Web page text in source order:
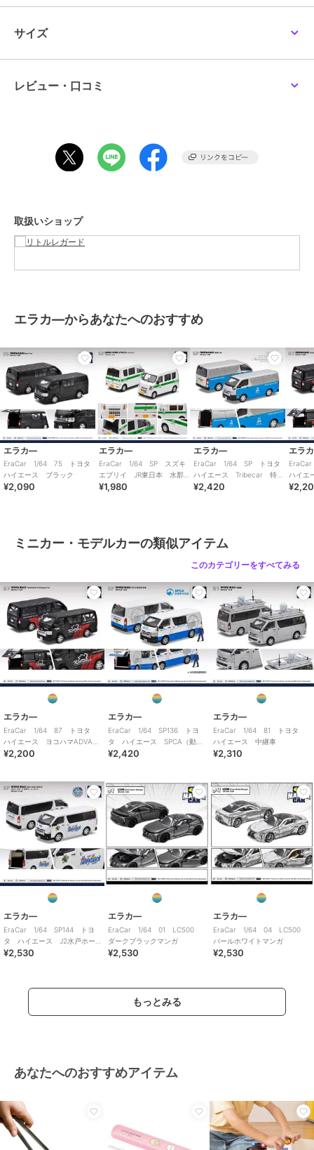
素材
ダイキャスト製
サイズ
レビュー・口コミ
取扱いショップ
エラカ―からあなたへのおすすめ
エラカ―
EraCar 1/64 75 トヨタ
ハイエース ブラック
¥2,090
エラカ―
EraCar 1/64 SP スズキ
エブリイ JR東日本 水郡線
営業所（日本限定）
¥1,980
エラカ―
EraCar 1/64 SP トヨタ
ハイエース Tribecar 特注
品
¥2,420
エラ
ハイエ
カンパ
ミニカー・モデルカーの類似アイテム
このカテゴリーをすべてみる
エラカ―
EraCar 1/64 87 トヨタ
ハイエース ヨコハマADVAN
カンパニーカー
¥2,200
エラカ―
EraCar 1/64 SP136 トヨ
タ ハイエース SPCA（動物
虐待防止協会）レスキューバ
¥2,420
エラカ―
EraCar 1/64 81 トヨタ
ハイエース 中継車
¥2,310
エラカ―
EraCar 1/64 SP144 トヨ
タ ハイエース J2水戸ホー
リーホック
¥2,530
エラカ―
EraCar 1/64 01 LC500
ダークブラックマンガ
¥2,530
エラカ―
EraCar 1/64 04 LC500
パールホワイトマンガ
¥2,530
もっとみる
あなたへのおすすめアイテム